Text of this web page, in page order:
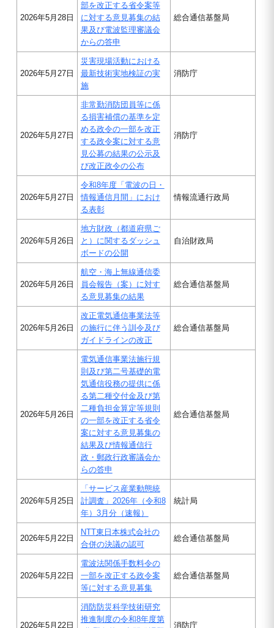
2026年5月28日
部を改正する省令案等
に対する意見募集の結
果及び電波監理審議会
からの答申
総合通信基盤局
2026年5月27日
災害現場活動における
最新技術実地検証の実
施
消防庁
2026年5月27日
非常勤消防団員等に係
る損害補償の基準を定
める政令の一部を改正
する政令案に対する意
見公募の結果の公示及
び改正政令の公布
消防庁
2026年5月27日
令和8年度「電波の日・
情報通信月間」におけ
る表彰
情報流通行政局
2026年5月26日
地方財政（都道府県ご
と）に関するダッシュ
ボードの公開
自治財政局
2026年5月26日
航空・海上無線通信委
員会報告（案）に対す
る意見募集の結果
総合通信基盤局
2026年5月26日
改正電気通信事業法等
の施行に伴う訓令及び
ガイドラインの改正
総合通信基盤局
2026年5月26日
電気通信事業法施行規
則及び第二号基礎的電
気通信役務の提供に係
る第二種交付金及び第
二種負担金算定等規則
の一部を改正する省令
案に対する意見募集の
結果及び情報通信行
政・郵政行政審議会か
らの答申
総合通信基盤局
2026年5月25日
「サービス産業動態統
計調査」2026年（令和8
年）3月分（速報）
統計局
2026年5月22日
NTT東日本株式会社の
合併の決議の認可
総合通信基盤局
2026年5月22日
電波法関係手数料令の
一部を改正する政令案
等に対する意見募集
総合通信基盤局
2026年5月22日
消防防災科学技術研究
推進制度の令和8年度第
消防庁